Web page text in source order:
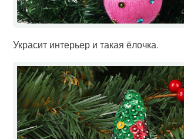
Украсит интерьер и такая ёлочка.